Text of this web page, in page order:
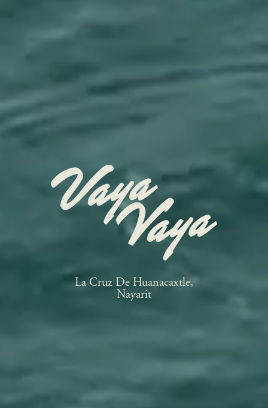
La Cruz De Huanacaxtle,
Nayarit